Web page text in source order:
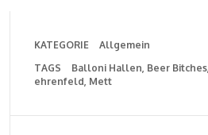
KATEGORIE
Allgemein
TAGS
Balloni Hallen Beer Bitches
ehrenfeld Mett